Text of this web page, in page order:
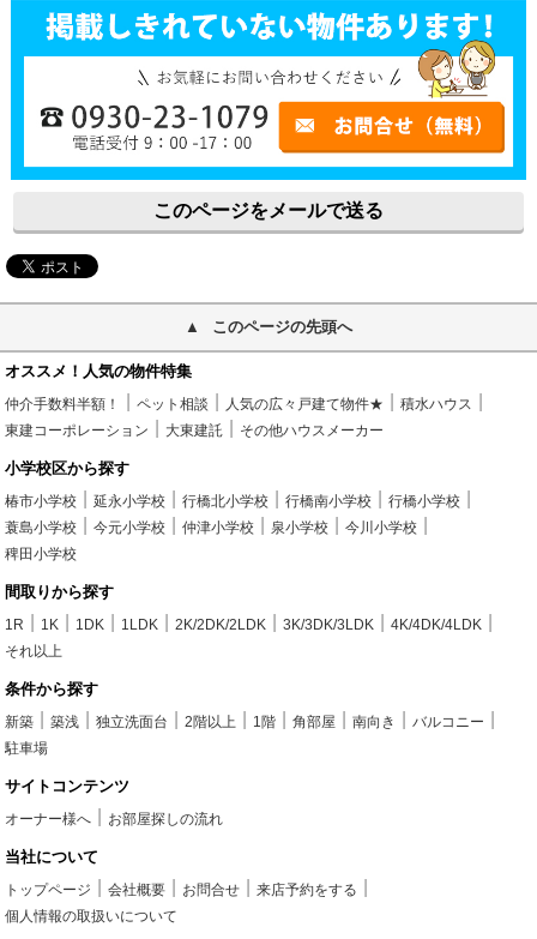
このページをメールで送る
このページの先頭へ
オススメ！人気の物件特集
仲介手数料半額！ ペット相談 人気の広々戸建て物件★
積水ハウス
東建コーポレーション
大東建託 その他ハウスメーカー
小学校区から探す
椿市小学校 延永小学校 行橋北小学校 行橋南小学校
行橋小学校
蓑島小学校
今元小学校 仲津小学校 泉小学校
今川小学校
稗田小学校
間取りから探す
1R 1K 1DK 1LDK 2K/2DK/2LDK 3K/3DK/3LDK
4K/4DK/4LDK
それ以上
条件から探す
新築 築浅 独立洗面台 2階以上 1階 角部屋 南向き
バルコニー
駐車場
サイトコンテンツ
オーナー様へ お部屋探しの流れ
当社について
トップページ 会社概要 お問合せ
来店予約をする
個人情報の取扱いについて